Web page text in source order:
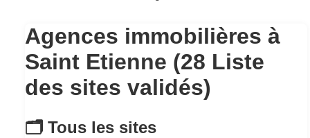
Agences immobilières à
Saint Etienne (28 Liste
des sites validés)
🗂️ Tous les sites